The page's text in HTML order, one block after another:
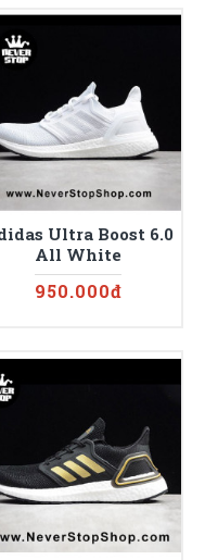
Ultra Boost 6.0
All White
950.000đ